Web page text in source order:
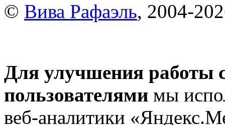
© Вива Рафаэль, 2004-
Для улучшения работы
пользователями мы
веб-аналитики